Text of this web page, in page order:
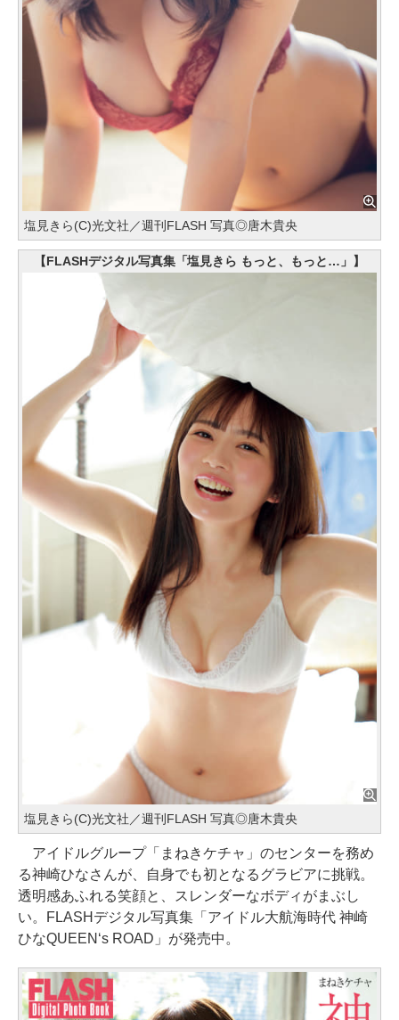
塩見きら(C)光文社／週刊FLASH 写真◎唐木貴央
【FLASHデジタル写真集「塩見きら もっと、もっと…」】
塩見きら(C)光文社／週刊FLASH 写真◎唐木貴央
アイドルグループ「まねきケチャ」のセンターを務め
る神崎ひなさんが、自身でも初となるグラビアに挑戦。
透明感あふれる笑顔と、スレンダーなボディがまぶし
い。FLASHデジタル写真集「アイドル大航海時代 神崎
ひなQUEEN‘s ROAD」が発売中。